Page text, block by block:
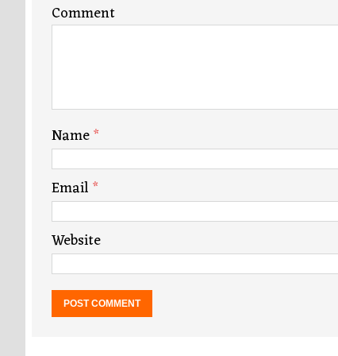
Comment
Name*
Email*
Website